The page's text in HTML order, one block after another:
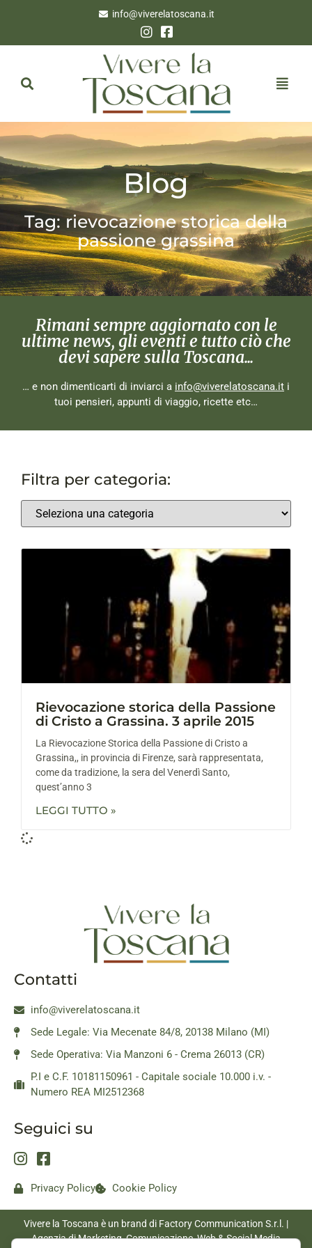
info@viverelatoscana.it
Blog
Tag: rievocazione storica della
passione grassina
Rimani sempre aggiornato con le
ultime news, gli eventi e tutto ciò che
devi sapere sulla Toscana...
… e non dimenticarti di inviarci a info@viverelatoscana.it i
tuoi pensieri, appunti di viaggio, ricette etc…
Filtra per categoria:
Rievocazione storica della Passione
di Cristo a Grassina. 3 aprile 2015
La Rievocazione Storica della Passione di Cristo a
Grassina,, in provincia di Firenze, sarà rappresentata,
come da tradizione, la sera del Venerdì Santo,
quest’anno 3
LEGGI TUTTO »
Contatti
info@viverelatoscana.it
Sede Legale: Via Mecenate 84/8, 20138 Milano (MI)
Sede Operativa: Via Manzoni 6 - Crema 26013 (CR)
P.I e C.F. 10181150961 - Capitale sociale 10.000 i.v. -
Numero REA MI2512368
Seguici su
Privacy Policy Cookie Policy
Vivere la Toscana è un brand di Factory Communication S.r.l. |
Agenzia di Marketing, Comunicazione, Web & Social Media